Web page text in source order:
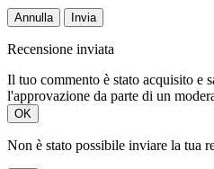
Annulla Invia
Recensione inviata
Il tuo commento è stato acquisito e
l'approvazione da parte di un
OK
Non è stato possibile inviare la tua